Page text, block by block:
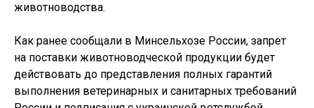
животноводства.
Как ранее сообщали в Минсельхозе России, запрет
на поставки животноводческой продукции будет
действовать до представления полных гарантий
выполнения ветеринарных и санитарных требований